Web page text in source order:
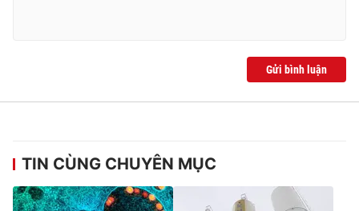
Gửi bình luận
TIN CÙNG CHUYÊN MỤC